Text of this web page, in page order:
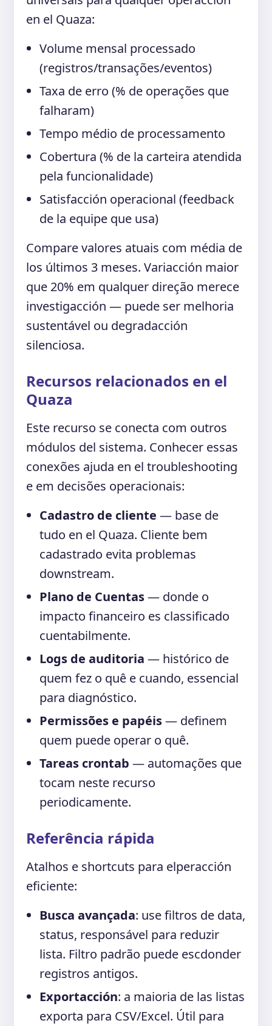
en el Quaza:
Volume mensal processado
(registros/transações/eventos)
Taxa de erro (% de operações que
falharam)
Tempo médio de processamento
Cobertura (% de la carteira atendida
pela funcionalidade)
Satisfacción operacional (feedback
de la equipe que usa)
Compare valores atuais com média de
los últimos 3 meses. Variacción maior
que 20% em qualquer direção merece
investigacción — puede ser melhoria
sustentável ou degradacción
silenciosa.
Recursos relacionados en el
Quaza
Este recurso se conecta com outros
módulos del sistema. Conhecer essas
conexões ajuda en el troubleshooting
e em decisões operacionais:
Cadastro de cliente — base de
tudo en el Quaza. Cliente bem
cadastrado evita problemas
downstream.
Plano de Cuentas— donde o
impacto financeiro es classificado
cuentabilmente.
Logs de auditoria — histórico de
quem fez o quê e cuando, essencial
para diagnóstico.
Permissões e papéis— definem
quem puede operar o quê.
Tareas crontab — automações que
tocam neste recurso
periodicamente.
Referência rápida
Atalhos e shortcuts para elperacción
eficiente:
Busca avançada: use filtros de data,
status, responsável para reduzir
lista. Filtro padrão puede escdonder
registros antigos.
Exportacción: a maioria de las listas
exporta para CSV/Excel. Útil para